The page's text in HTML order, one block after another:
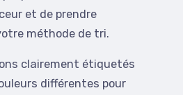
et de prendre
méthode de tri.
clairement étiquetés
différentes pour